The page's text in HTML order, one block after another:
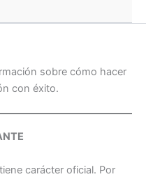
sobre cómo hacer
con éxito.
carácter oficial. Por